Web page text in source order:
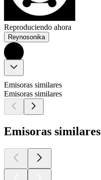
Reproduciendo ahora
Reynosonika
Emisoras similares
Emisoras similares
Emisoras similares